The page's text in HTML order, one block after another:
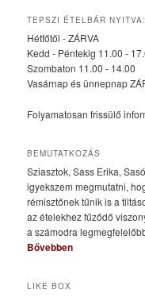
TEPSZI ÉTELBÁR NYITVA:
Hétfőtől - ZÁRVA
Kedd - Péntekig 11.00 -
Szombaton 11.00 - 14.00
Vasárnap és ünnepnap
Folyamatosan frissülő
BEMUTATKOZÁS
Sziasztok, Sass Erika,
igyekszem megmutatni,
rémisztőnek tűnik is a
az ételekhez fűződő
a számodra
Bővebben
LIKE BOX